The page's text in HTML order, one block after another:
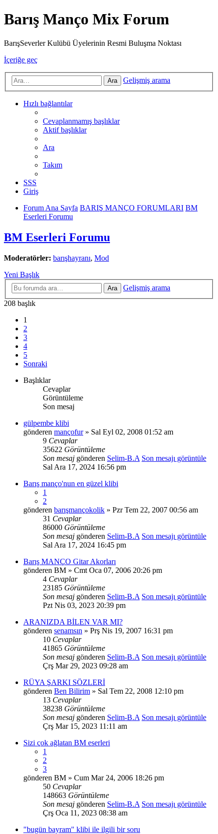
Barış Manço Mix Forum
BarışSeverler Kulübü Üyelerinin Resmi Buluşma Noktası
İçeriğe geç
Ara Gelişmiş arama
Hızlı bağlantılar
Cevaplanmamış başlıklar
Aktif başlıklar
Ara
Takım
SSS
Giriş
Forum Ana Sayfa BARIŞ MANÇO FORUMLARI BM
Eserleri Forumu
BM Eserleri Forumu
Moderatörler: barışhayranı, Mod
Yeni Başlık
Ara
Gelişmiş arama
208 başlık
1
2
3
4
5
Sonraki
Başlıklar
Cevaplar
Görüntüleme
Son mesaj
gülpembe klibi
gönderen mançofur» Sal Eyl 02, 2008 01:52 am
9 Cevaplar
35622 Görüntüleme
Son mesaj gönderen Selim-B.A Son mesajı görüntüle
Sal Ara 17, 2024 16:56 pm
Barış manço'nun en güzel klibi
1
2
gönderen barışmançokolik » Pzr Tem 22, 2007 00:56 am
31 Cevaplar
86000 Görüntüleme
Son mesaj gönderen Selim-B.A Son mesajı görüntüle
Sal Ara 17, 2024 16:45 pm
Barış MANÇO Gitar Akorları
gönderen BM » Cmt Oca 07, 2006 20:26 pm
4 Cevaplar
23185 Görüntüleme
Son mesaj gönderen Selim-B.A Son mesajı görüntüle
Pzt Nis 03, 2023 20:39 pm
ARANIZDA BİLEN VAR MI?
gönderen senamsın » Prş Nis 19, 2007 16:31 pm
10 Cevaplar
41865 Görüntüleme
Son mesaj gönderen Selim-B.A Son mesajı görüntüle
Çrş Mar 29, 2023 09:28 am
RÜYA ŞARKI SÖZLERİ
gönderen Ben Bilirim » Sal Tem 22, 2008 12:10 pm
13 Cevaplar
38238 Görüntüleme
Son mesaj gönderen Selim-B.A Son mesajı görüntüle
Çrş Mar 15, 2023 11:11 am
Sizi çok ağlatan BM eserleri
1
2
3
gönderen BM » Cum Mar 24, 2006 18:26 pm
50 Cevaplar
148663 Görüntüleme
Son mesaj gönderen Selim-B.A Son mesajı görüntüle
Çrş Oca 11, 2023 08:38 am
"bugün bayram" klibi ile ilgili bir soru